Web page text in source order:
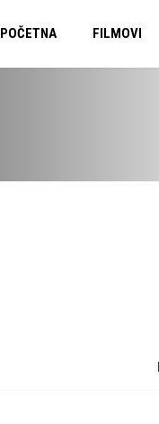
POČETNA FILMOVI